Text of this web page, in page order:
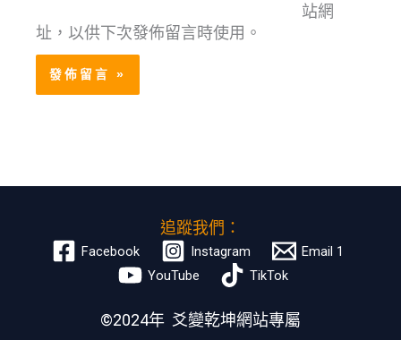
*
址
站網
址，以供下次發佈留言時使用。
追蹤我們：
Facebook Instagram
Email 1
YouTube
TikTok
©2024年 爻變乾坤網站專屬